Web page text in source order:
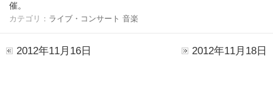
催。
カテゴリ： ライブ・コンサート 音楽
2012年11月16日 2012年11月18日